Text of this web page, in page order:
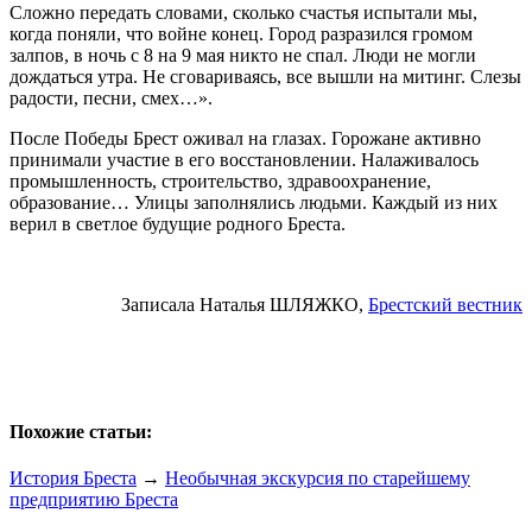
Сложно передать словами, сколько счастья испытали мы,
когда поняли, что войне конец. Город разразился громом
залпов, в ночь с 8 на 9 мая никто не спал. Люди не могли
дождаться утра. Не сговариваясь, все вышли на митинг. Слезы
радости, песни, смех…».
После Победы Брест оживал на глазах. Горожане активно
принимали участие в его восстановлении. Налаживалось
промышленность, строительство, здравоохранение,
образование… Улицы заполнялись людьми. Каждый из них
верил в светлое будущие родного Бреста.
Записала Наталья ШЛЯЖКО, Брестский вестник
Похожие статьи:
История Бреста → Необычная экскурсия по старейшему
предприятию Бреста